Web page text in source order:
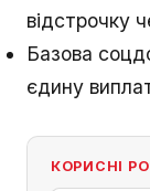
відстрочку
Базова
єдину
КОРИСНІ